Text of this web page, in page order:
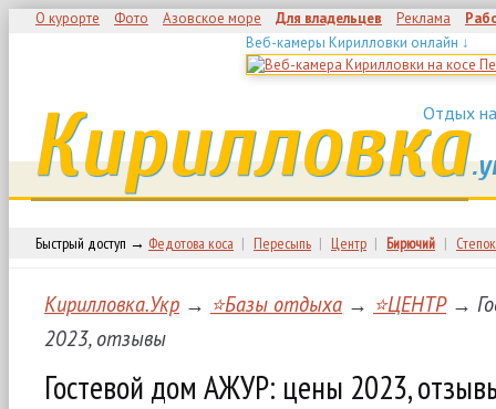
О курорте Фото Азовское море Для владельцев Реклама
Веб-камеры Кирилловки онлайн ↓
Отдых
Кирилловка
Быстрый доступ → Федотова коса | Пересыпь | Центр | Бирючий | Степок
Кирилловка.Укр → ⭐Базы отдыха → ⭐ЦЕНТР→
2023, отзывы
Гостевой дом АЖУР: цены 2023,